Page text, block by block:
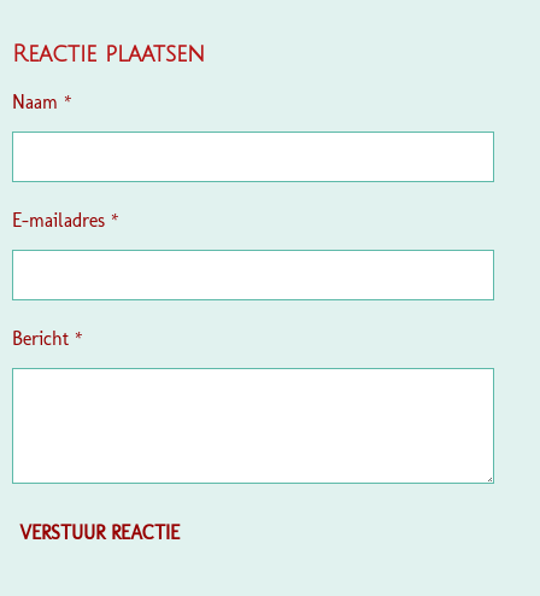
0
s
t
e
r
e
r
e
n
r
e
r
e
r
e
E
L
R
E
Reactie plaatsen
Naam *
E-mailadres *
Bericht *
VERSTUUR REACTIE